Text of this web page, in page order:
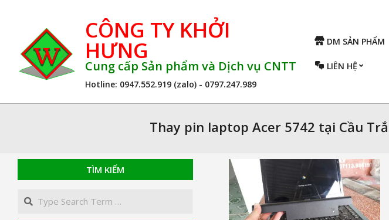
CÔNG TY KHỞI
HƯNG
Cung cấp Sản phẩm và Dịch vụ CNTT
Hotline: 0947.552.919 (zalo) - 0797.247.989
DM SẢN PHẨM
LIÊN HỆ
Thay pin laptop Acer 5742 tại Cầu
TÌM KIẾM
Search